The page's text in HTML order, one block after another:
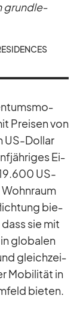
grund­le­
Prei­sen von
US-Dol­lar
Ei­
US-
bie­
sie mit
glo­ba­len
gleich­zei­
Mo­bi­li­tät in
bie­ten.